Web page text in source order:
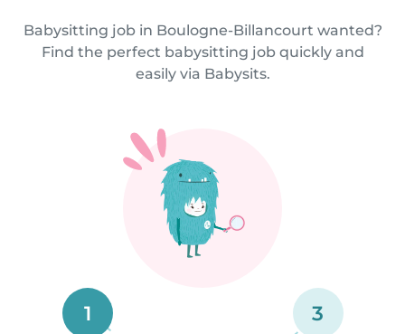
Babysitting job in Boulogne-Billancourt wanted?
Find the perfect babysitting job quickly and
easily via Babysits.
1 3